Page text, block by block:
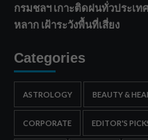
กรมชลฯ เกาะติดฝนทั่วประเท
หลาก เฝ้าระวังพื้นที่เสี่ยง
Categories
ASTROLOGY BEAUTY &
CORPORATE EDITOR'S